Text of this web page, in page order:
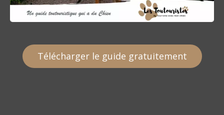
Télécharger le guide gratuitement